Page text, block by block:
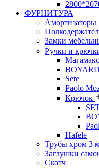
ФУРНИТУРА
Амортизаторы
Замки
Ручки и
Магамакс
BOYARD
Sete
Paolo
Крючок
Hafele
Трубы хром 3
Заглушки
Скотч